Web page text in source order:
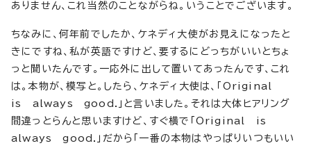
ありません、これ当然のことながらね。いうことでございます。
ちなみに、何年前でしたか、ケネディ大使がお見えになったと
きにですね、私が英語ですけど、要するにどっちがいいとちょ
っと聞いたんです。一応外に出して置いてあったんです、これ
は。本物が、模写と。したら、ケネディ大使は、「Original
is always good.」と言いました。それは大体ヒアリング
間違っとらんと思いますけど、すぐ横で「Original is
always good.」だから「一番の本物はやっぱりいつもいい